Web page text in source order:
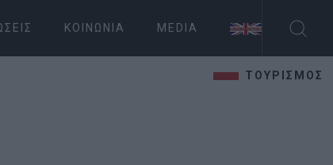
ΚΟΙΝΩΝΊΑ MEDIA
ΤΟΥΡΙΣΜΟΣ